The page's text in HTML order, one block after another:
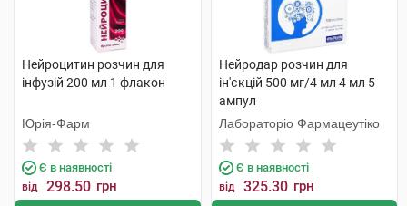
Нейроцитин розчин для
інфузій 200 мл 1 флакон
Юрія-Фарм
Є в наявності
від 298.50 грн
Нейродар розчин для
ін'єкцій 500 мг/4 мл 4 мл 5
ампул
Лабораторіо Фармацеутіко
Є в наявності
від 325.30 грн